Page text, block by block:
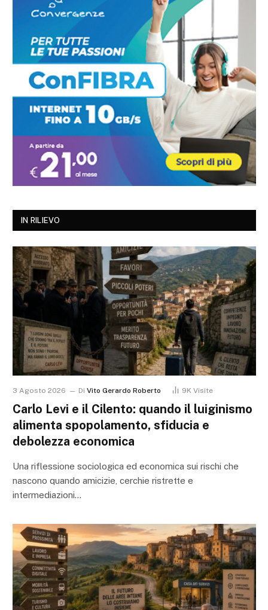
IN RILIEVO
3 Agosto 2026 Di Vito Gerardo Roberto 9K Visite
Carlo Levi e il Cilento: quando il luiginismo
alimenta spopolamento, sfiducia e
debolezza economica
Una riflessione sociologica ed economica sui rischi che
nascono quando amicizie, cerchie ristrette e
intermediazioni…